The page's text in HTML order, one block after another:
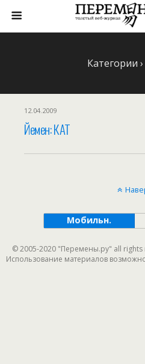
Категории ›
12.04.2009
Йемен: КАТ
Мобильн.
© 2005-2020 "Перемены.ру" all
Использование материалов